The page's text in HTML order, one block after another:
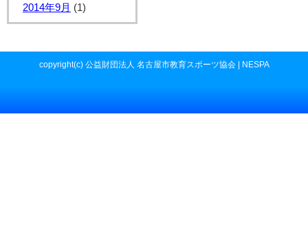
2014年9月 (1)
copyright(c) 公益財団法人 名古屋市教育スポーツ協会 | NESPA